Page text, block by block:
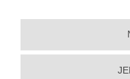
Prohlášení o přístupnosti |